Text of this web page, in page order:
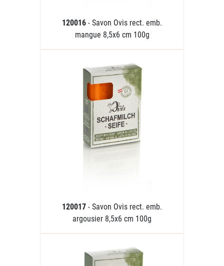
120016 - Savon Ovis rect. emb.
mangue 8,5x6 cm 100g
120017 - Savon Ovis rect. emb.
argousier 8,5x6 cm 100g